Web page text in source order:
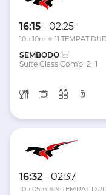
16:15 - 02:25
10h 10m 11 TEMPAT
SEMBODO
Suite Class Combi 2+1
16:32 - 02:37
10h 05m 9 TEMPAT